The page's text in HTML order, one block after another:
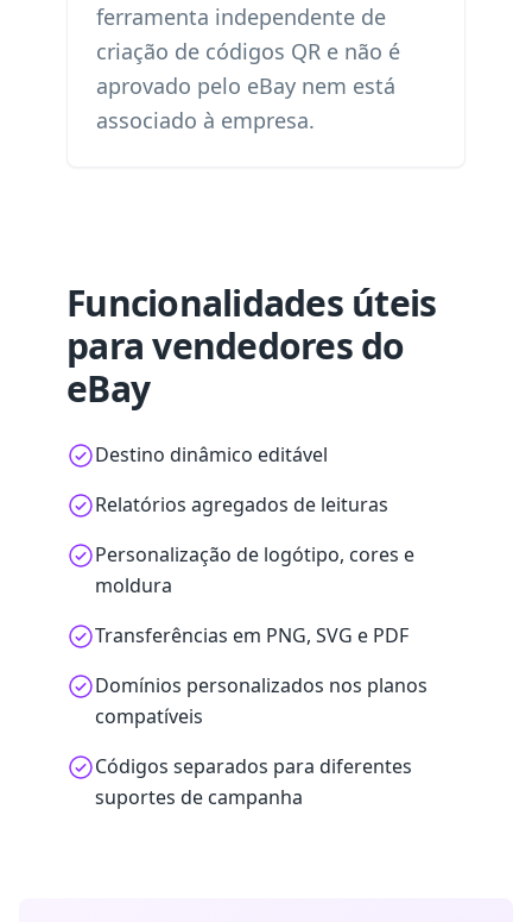
ferramenta independente de
criação de códigos QR e não é
aprovado pelo eBay nem está
associado à empresa.
Funcionalidades úteis
para vendedores do
eBay
Destino dinâmico editável
Relatórios agregados de leituras
Personalização de logótipo, cores e
moldura
Transferências em PNG, SVG e PDF
Domínios personalizados nos planos
compatíveis
Códigos separados para diferentes
suportes de campanha